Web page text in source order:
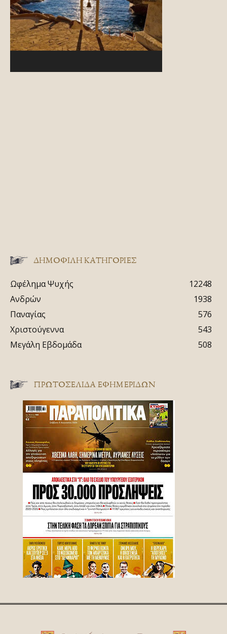
ΔΗΜΟΦΙΛΗ ΚΑΤΗΓΟΡΙΕΣ
Ωφέλημα Ψυχής
12248
Ανδρών
1938
Παναγίας
576
Χριστούγεννα
543
Μεγάλη Εβδομάδα
508
ΠΡΩΤΟΣΈΛΙΔΑ ΕΦΗΜΕΡΊΔΩΝ